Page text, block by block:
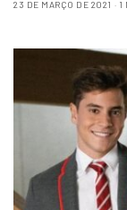
23 DE MARÇO DE 2021 1